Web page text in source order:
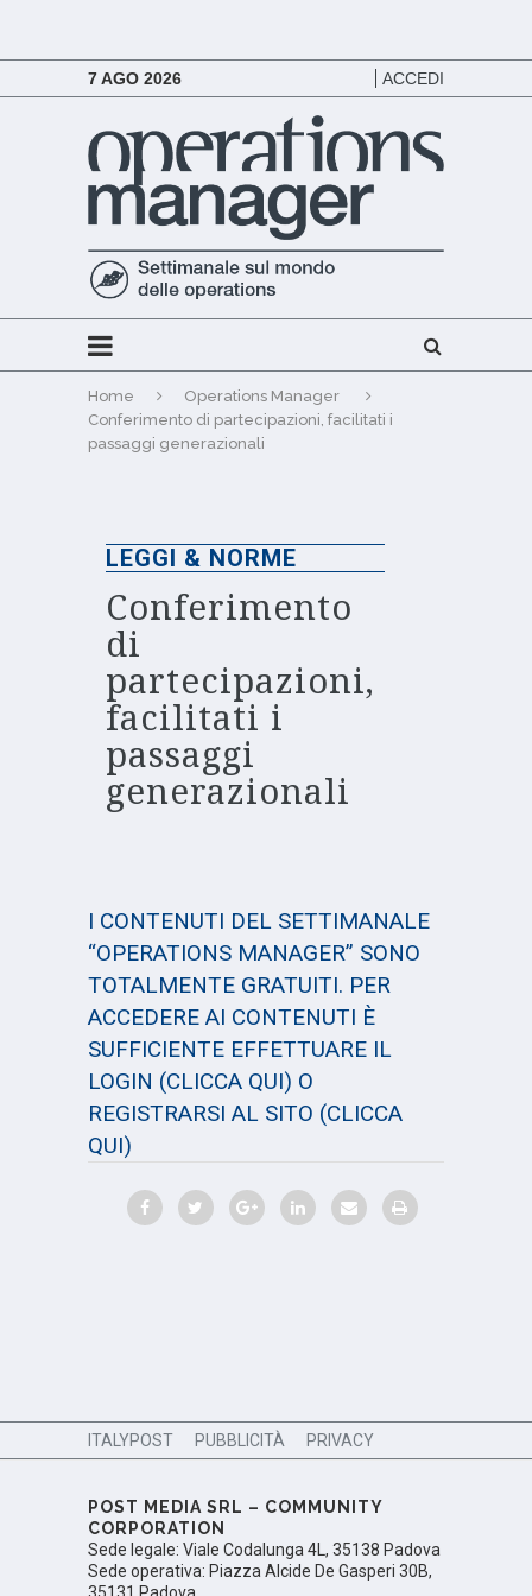
7 AGO 2026 ACCEDI
Home
Operations Manager
Conferimento di partecipazioni, facilitati i
passaggi generazionali
LEGGI & NORME
Conferimento
di
partecipazioni,
facilitati i
passaggi
generazionali
I CONTENUTI DEL SETTIMANALE
“OPERATIONS MANAGER” SONO
TOTALMENTE GRATUITI. PER
ACCEDERE AI CONTENUTI È
SUFFICIENTE EFFETTUARE IL
LOGIN (CLICCA QUI) O
REGISTRARSI AL SITO (CLICCA
QUI)
ITALYPOST PUBBLICITÀ PRIVACY
POST MEDIA SRL – COMMUNITY
CORPORATION
Sede legale: Viale Codalunga 4L, 35138 Padova
Sede operativa: Piazza Alcide De Gasperi 30B,